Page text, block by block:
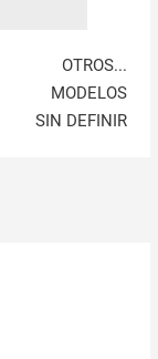
OTROS...
MODELOS
SIN DEFINIR